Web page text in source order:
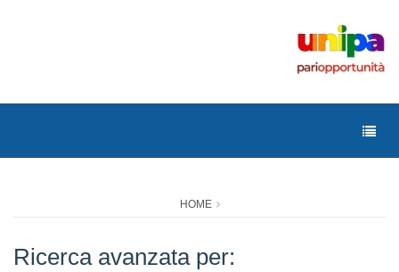
HOME
Ricerca avanzata per: